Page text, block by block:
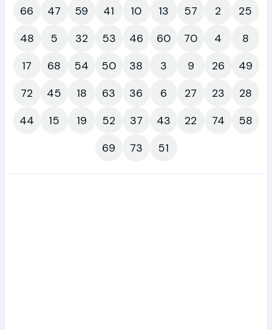
66 47 59 41 10 13 57 2
25
48
5 32 53 46 60 70 4
8
17
68 54 50 38 3 9 26
49
72
45 18 63 36 6 27 23
28
44
15 19 52 37 43 22 74
58
69
73 51